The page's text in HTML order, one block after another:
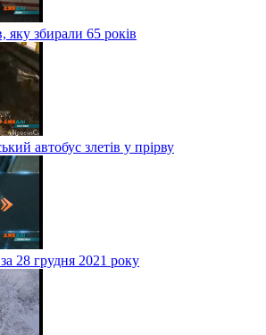
яку збирали 65 років
автобус злетів у прірву
28 грудня 2021 року